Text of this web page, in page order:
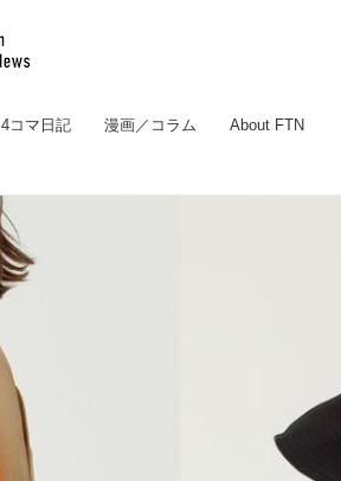
4コマ日記 漫画／コラム About FTN